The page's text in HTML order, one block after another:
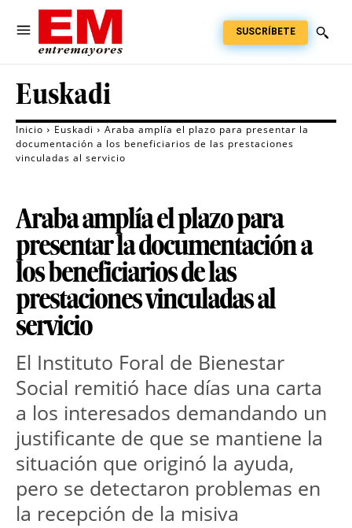
SUSCRÍBETE
Euskadi
Inicio Euskadi
Araba amplía el plazo para presentar la
documentación a los beneficiarios de las prestaciones
vinculadas al servicio
Araba amplía el plazo para
presentar la documentación a
los beneficiarios de las
prestaciones vinculadas al
servicio
El Instituto Foral de Bienestar
Social remitió hace días una carta
a los interesados demandando un
justificante de que se mantiene la
situación que originó la ayuda,
pero se detectaron problemas en
la recepción de la misiva